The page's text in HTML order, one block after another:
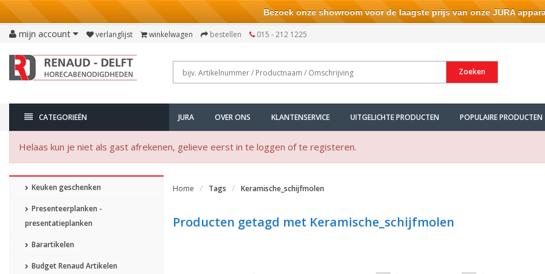
mijn account verlanglijst winkelwagen bestellen 015 - 212 1225
Zoeken
CATEGORIEËN JURA OVER ONS KLANTENSERVICE UITGELICHTE PRODUCTEN POPULAIRE PRODUCTEN
Helaas kun je niet als gast afrekenen, gelieve eerst in te loggen of te registeren.
Keuken geschenken
Presenteerplanken -
presentatieplanken
Barartikelen
Budget Renaud Artikelen
Home Tags Keramische_schijfmolen
Producten getagd met Keramische_schijfmolen
Bezoek onze showroom voor de laagste prijs van onze JURA